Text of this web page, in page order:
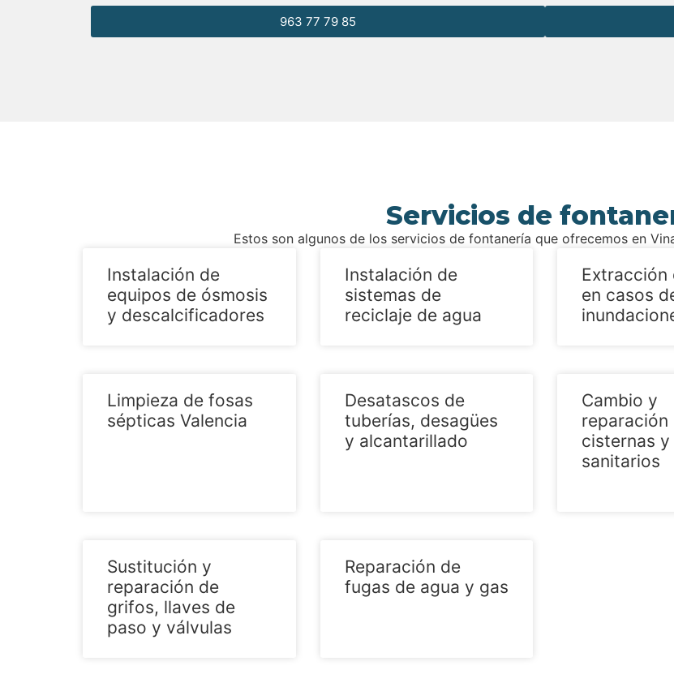
963 77 79 85
Servicios de
Estos son algunos de los servicios de fontanería que ofrecemos en
Instalación de
equipos de ósmosis
y descalcificadores
Instalación de
sistemas de
reciclaje de agua
Extracción
en casos
Limpieza de fosas
sépticas Valencia
Desatascos de
tuberías, desagües
y alcantarillado
Cambio y
reparación
cisternas y
sanitarios
Sustitución y
reparación de
grifos, llaves de
paso y válvulas
Reparación de
fugas de agua y gas